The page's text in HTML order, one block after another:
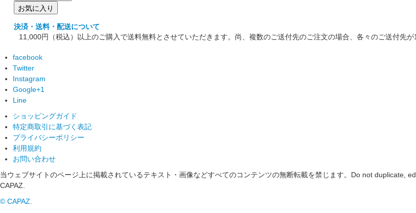
お気に入り
決済・送料・配送について
11,000円（税込）以上のご購入で送料無料とさせていただきます。尚、複数のご送付先のご注文の場合、各々のご送付先
facebook
Twitter
Instagram
Google+1
Line
ショッピングガイド
特定商取引に基づく表記
プライバシーポリシー
利用規約
お問い合わせ
当ウェブサイトのページ上に掲載されているテキスト・画像などすべてのコンテンツの無断転載を禁じます。 Do not duplicate,
CAPAZ.
© CAPAZ.